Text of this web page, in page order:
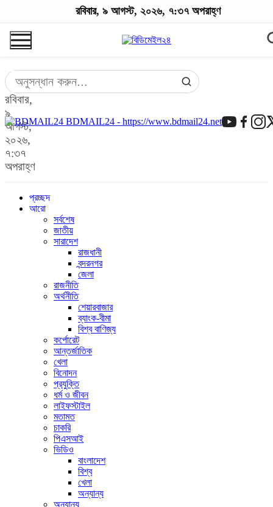
রবিবার,
৯
আগস্ট,
২০২৬,
৭:৩৭
অপরাহ্ণ
BDMAIL24 - https://www.bdmail24.net
প্রচ্ছদ
আরো
সর্বশেষ
জাতীয়
সারাদেশ
রাজধানী
বন্দরনগর
জেলা
রাজনীতি
অর্থনীতি
শেয়ারবাজার
ব্যাংক-বীমা
বিশ্ব বাণিজ্য
কর্পোরেট
আন্তর্জাতিক
খেলা
বিনোদন
প্রযুক্তি
ধর্ম ও জীবন
লাইফস্টাইল
মতামত
চাকরি
পিএসআই
ভিডিও
বাংলাদেশ
বিশ্ব
খেলা
অন্যান্য
অন্যান্য
রবিবার, ৯ আগস্ট, ২০২৬, ৭:৩৭ অপরাহ্ণ